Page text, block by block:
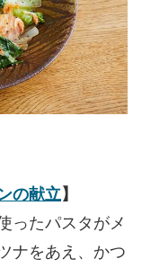
の献立】
ったパスタがメ
ナをあえ、かつ